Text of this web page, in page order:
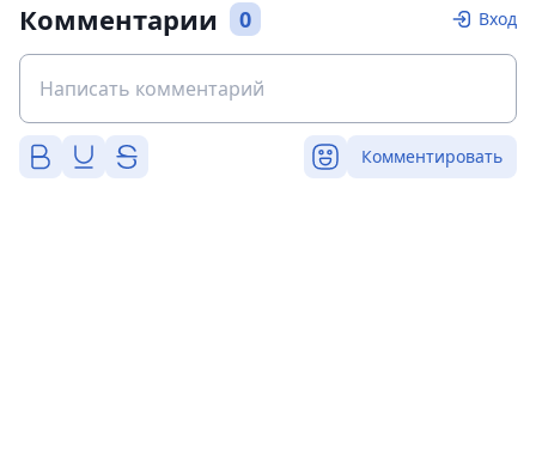
Комментарии 0 Вход
Комментировать